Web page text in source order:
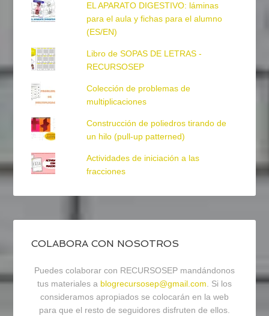
EL APARATO DIGESTIVO: láminas
para el aula y fichas para el alumno
(ES/EN)
Libro de SOPAS DE LETRAS -
RECURSOSEP
Colección de problemas de
multiplicaciones
Construcción de poliedros tirando de
un hilo (pull-up patterned)
Actividades de iniciación a las
fracciones
COLABORA CON NOSOTROS
Puedes colaborar con RECURSOSEP mandándonos
tus materiales a blogrecursosep@gmail.com. Si los
consideramos apropiados se colocarán en la web
para que el resto de seguidores disfruten de ellos.